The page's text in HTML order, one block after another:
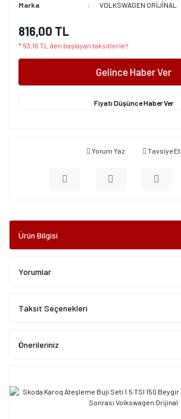
Marka VOLKSWAGEN ORİJİNAL
816,00 TL
* 93,16 TL den başlayan taksitlerle!!
Gelince Haber Ver
Fiyatı Düşünce Haber Ver
Yorum Yaz Tavsiye Et
Ürün Bilgisi
Yorumlar
Taksit Seçenekleri
Önerileriniz